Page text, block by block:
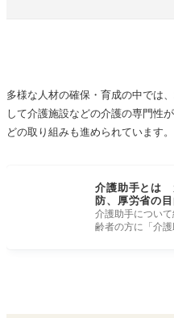
多様な人材の確保・育成の中では
して介護施設などの介護の専門性
どの取り組みも進められています。
介護助手とは
防、厚労省の
介護助手につい
齢者の方に「介